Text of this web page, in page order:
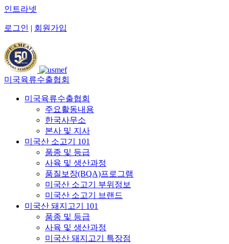
인트라넷
로그인 | 회원가입
미국육류수출협회
미국육류수출협회
주요활동내용
한국사무소
본사 및 지사
미국산 소고기 101
품종 및 등급
사육 및 생산과정
품질보장(BQA)프로그램
미국산 소고기 부위정보
미국산 소고기 브랜드
미국산 돼지고기 101
품종 및 등급
사육 및 생산과정
미국산 돼지고기 특장점